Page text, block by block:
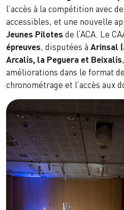
l’accès à la compétition avec
accessibles, et une nouvelle
Jeunes Pilotesde l’ACA. Le
épreuves, disputées à Arinsal
Arcalís, la Peguera et Beixalís
améliorations dans le format
chronométrage et l’accès aux